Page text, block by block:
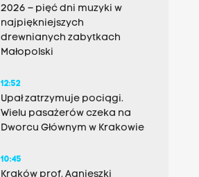
2026 – pięć dni muzyki w
najpiękniejszych
drewnianych zabytkach
Małopolski
12:52
Upał zatrzymuje pociągi.
Wielu pasażerów czeka na
Dworcu Głównym w Krakowie
10:45
Kraków prof. Agnieszki